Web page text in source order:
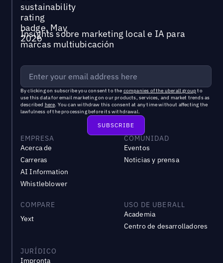
Insights sobre marketing local e IA para
marcas multiubicación
By clicking on subscribe you consent to the companies of the uberall groupto
use this data for email marketing on our products, services, and market trends as
described here. You can withdraw this consent at any time without affecting the
lawfulness of the processing before its withdrawal.
EMPRESA
Acerca de
Carreras
AI Information
Whistleblower
COMUNIDAD
Eventos
Noticias y prensa
COMPARE
Yext
USO DE UBERALL
Academia
Centro de desarrolladores
JURÍDICO
Impronta